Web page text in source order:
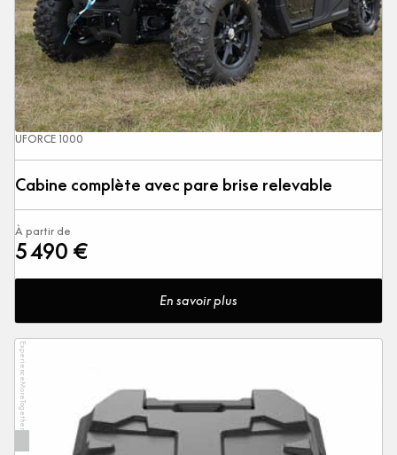
UFORCE 1000
Cabine complète avec pare brise relevable
À partir de
5 490 €
En savoir plus
ExperienceMoreTogether